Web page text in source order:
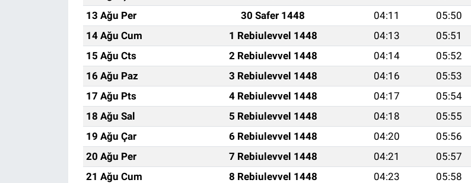
13 Ağu Per
30 Safer 1448 04:11 05:50
14 Ağu Cum
1 Rebiulevvel 1448 04:13 05:51
15 Ağu Cts
2 Rebiulevvel 1448 04:14 05:52
16 Ağu Paz
3 Rebiulevvel 1448 04:16 05:53
17 Ağu Pts
4 Rebiulevvel 1448 04:17 05:54
18 Ağu Sal
5 Rebiulevvel 1448 04:18 05:55
19 Ağu Çar
6 Rebiulevvel 1448 04:20 05:56
20 Ağu Per
7 Rebiulevvel 1448 04:21 05:57
21 Ağu Cum
8 Rebiulevvel 1448 04:23 05:58